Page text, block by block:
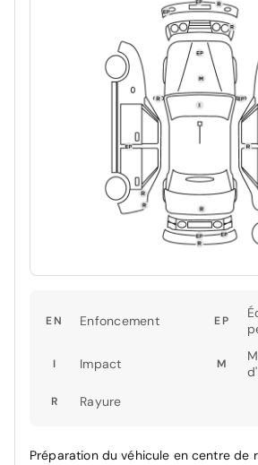
EN Enfoncement EP
I Impact M
R Rayure
Préparation du véhicule en centre de